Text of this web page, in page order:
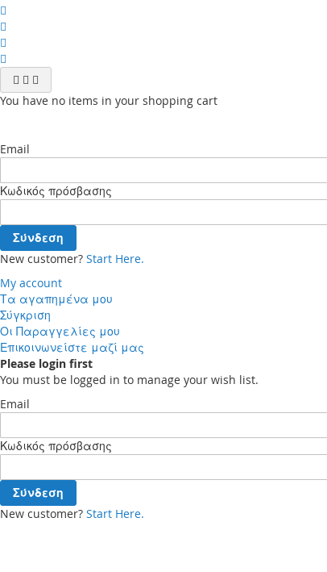
You have no items in your shopping cart
Email
Κωδικός πρόσβασης
Σύνδεση
New customer? Start Here.
My account
Τα αγαπημένα μου
Σύγκριση
Οι Παραγγελίες μου
Επικοινωνείστε μαζί μας
Please login first
You must be logged in to manage your wish list.
Email
Κωδικός πρόσβασης
Σύνδεση
New customer? Start Here.